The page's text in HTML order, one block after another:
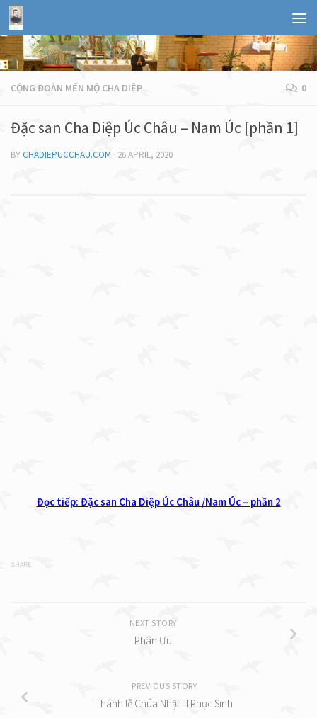
CỘNG ĐOÀN MẾN MỘ CHA DIỆP 0
Đặc san Cha Diệp Úc Châu – Nam Úc [phần 1]
BY CHADIEPUCCHAU.COM · 26 APRIL, 2020
Đọc tiếp: Đặc san Cha Diệp Úc Châu /Nam Úc – phần 2
SHARE
NEXT STORY
Phân Ưu
PREVIOUS STORY
Thánh lễ Chúa Nhật III Phục Sinh